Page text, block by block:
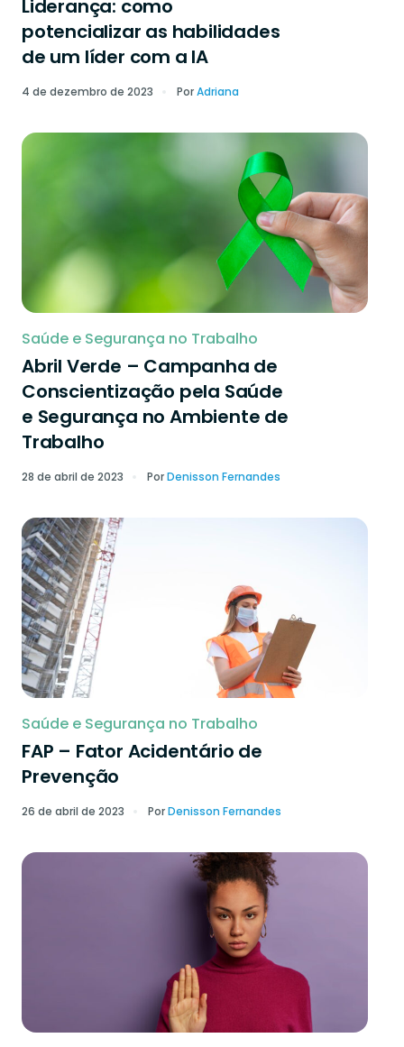
Liderança: como
potencializar as habilidades
de um líder com a IA
4 de dezembro de 2023 PorAdriana
Saúde e Segurança no Trabalho
Abril Verde – Campanha de
Conscientização pela Saúde
e Segurança no Ambiente de
Trabalho
28 de abril de 2023 PorDenisson Fernandes
Saúde e Segurança no Trabalho
FAP – Fator Acidentário de
Prevenção
26 de abril de 2023 PorDenisson Fernandes